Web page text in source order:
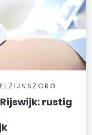
rustig